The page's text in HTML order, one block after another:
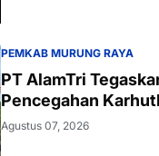
PEMKAB MURUNG RAYA
PT AlamTri
Pencegahan
Agustus 07, 2026